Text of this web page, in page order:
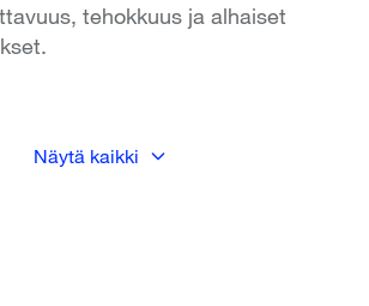
tehokkuus ja alhaiset
Näytä kaikki